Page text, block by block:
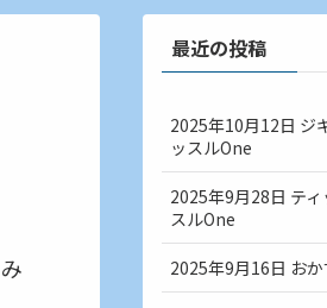
最近の投稿
2025年10月12日 ジ
ッスルOne
2025年9月28日 テ
スルOne
2025年9月16日 お